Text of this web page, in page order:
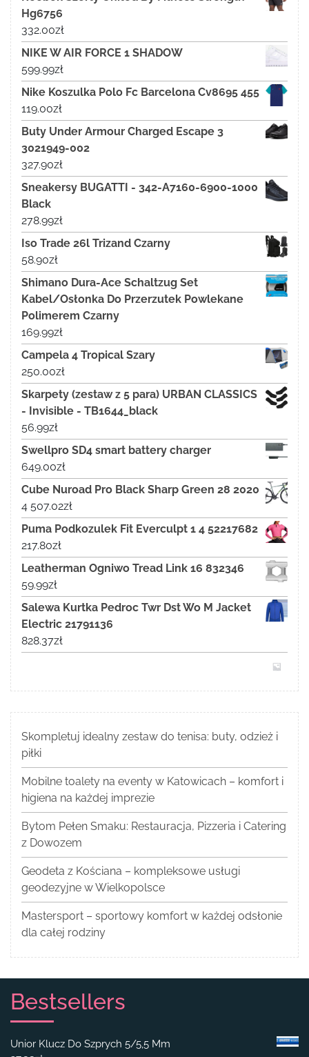
Hg6756
332.00zł
NIKE W AIR FORCE 1 SHADOW
599.99zł
Nike Koszulka Polo Fc Barcelona Cv8695 455
119.00zł
Buty Under Armour Charged Escape 3
3021949-002
327.90zł
Sneakersy BUGATTI - 342-A7160-6900-1000
Black
278.99zł
Iso Trade 26l Trizand Czarny
58.90zł
Shimano Dura-Ace Schaltzug Set
Kabel/Osłonka Do Przerzutek Powlekane
Polimerem Czarny
169.99zł
Campela 4 Tropical Szary
250.00zł
Skarpety (zestaw z 5 para) URBAN CLASSICS
- Invisible - TB1644_black
56.99zł
Swellpro SD4 smart battery charger
649.00zł
Cube Nuroad Pro Black Sharp Green 28 2020
4 507.02zł
Puma Podkozulek Fit Everculpt 1 4 52217682
217.80zł
Leatherman Ogniwo Tread Link 16 832346
59.99zł
Salewa Kurtka Pedroc Twr Dst Wo M Jacket
Electric 21791136
828.37zł
Skompletuj idealny zestaw do tenisa: buty, odzież i
piłki
Mobilne toalety na eventy w Katowicach – komfort i
higiena na każdej imprezie
Bytom Pełen Smaku: Restauracja, Pizzeria i Catering
z Dowozem
Geodeta z Kościana – kompleksowe usługi
geodezyjne w Wielkopolsce
Mastersport – sportowy komfort w każdej odsłonie
dla całej rodziny
Bestsellers
Unior Klucz Do Szprych 5/5,5 Mm